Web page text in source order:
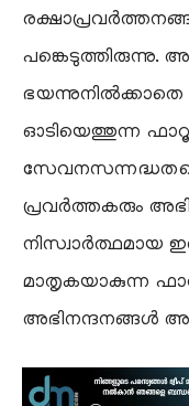
പങ്കെടുത്തിരുന്നു.
ഭയന്നുനിൽക്കാതെ
ഓടിയെത്തുന്ന
പ്രവർത്തകരും
നിസ്വാർത്ഥമായ
മാതൃകയാകുന്ന
അഭിനന്ദനങ്ങൾ